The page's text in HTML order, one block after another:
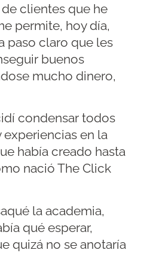
clientes que he
permite, hoy día,
paso claro que les
buenos
mucho dinero,
condensar todos
experiencias en la
había creado hasta
nació The Click
la academia,
qué esperar,
quizá no se anotaría